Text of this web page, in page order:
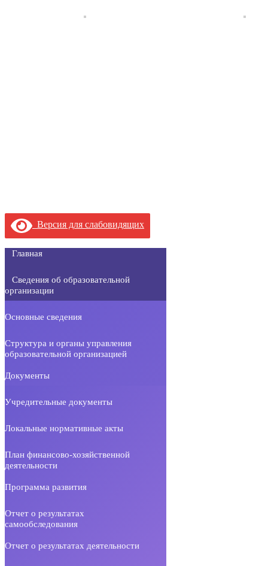
Версия для слабовидящих
Главная
Сведения об образовательной
организации
Основные сведения
Структура и органы управления
образовательной организацией
Документы
Учредительные документы
Локальные нормативные акты
План финансово-хозяйственной
деятельности
Программа развития
Отчет о результатах
самообследования
Отчет о результатах деятельности